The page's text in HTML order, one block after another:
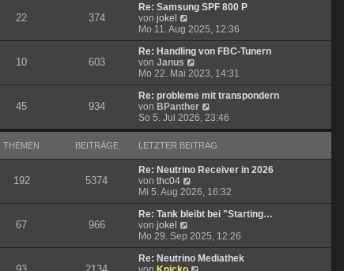
g
i
r
a
g
e
B
e
i
r
a
g
22 374
Re: Samsung SPF 800 P
von jokel
e
u
e
s
t
e
r
B
e
i
r
a
g
Mo 11. Aug 2025, 12:36
10 603
Re: Handling von FBC-Tunern
von Janus
e
u
e
s
t
e
B
e
i
r
a
g
Mo 22. Mai 2023, 14:31
45 934
Re: probleme mit transpondern
von BPanther
e
u
s
t
e
B
e
i
r
a
g
So 5. Jul 2026, 23:46
THEMEN BEITRÄGE LETZTER BEITRAG
192 5374
Re: Neutrino Receiver in 2026
von thc04
e
u
e
t
e
r
Mi 5. Aug 2026, 16:32
67 966
Re: Tank bleibt bei "Starting…
von jokel
e
u
e
Mo 29. Sep 2025, 12:26
Re: Neutrino Mediathek